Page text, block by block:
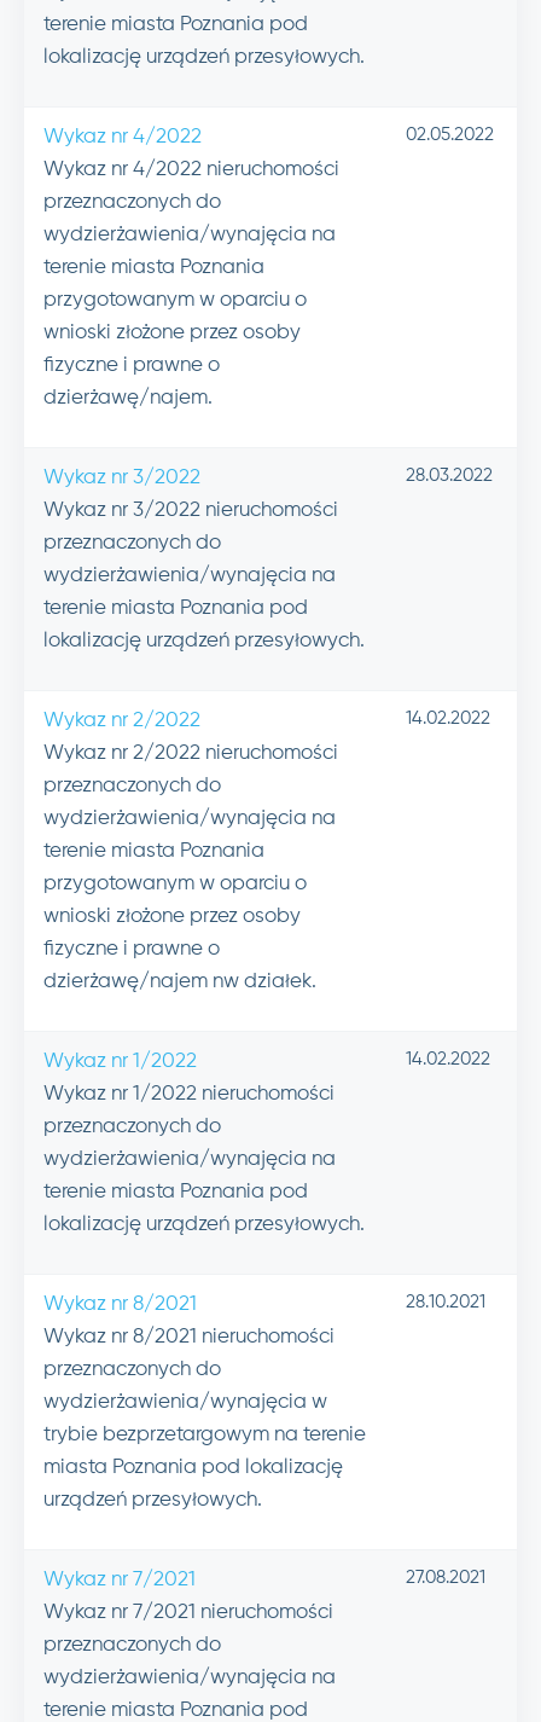
terenie miasta Poznania pod
lokalizację urządzeń przesyłowych.
Wykaz nr 4/2022
Wykaz nr 4/2022 nieruchomości
przeznaczonych do
wydzierżawienia/wynajęcia na
terenie miasta Poznania
przygotowanym w oparciu o
wnioski złożone przez osoby
fizyczne i prawne o
dzierżawę/najem.
02.05.2022
Wykaz nr 3/2022
Wykaz nr 3/2022 nieruchomości
przeznaczonych do
wydzierżawienia/wynajęcia na
terenie miasta Poznania pod
lokalizację urządzeń przesyłowych.
28.03.2022
Wykaz nr 2/2022
Wykaz nr 2/2022 nieruchomości
przeznaczonych do
wydzierżawienia/wynajęcia na
terenie miasta Poznania
przygotowanym w oparciu o
wnioski złożone przez osoby
fizyczne i prawne o
dzierżawę/najem nw działek.
14.02.2022
Wykaz nr 1/2022
Wykaz nr 1/2022 nieruchomości
przeznaczonych do
wydzierżawienia/wynajęcia na
terenie miasta Poznania pod
lokalizację urządzeń przesyłowych.
14.02.2022
Wykaz nr 8/2021
Wykaz nr 8/2021 nieruchomości
przeznaczonych do
wydzierżawienia/wynajęcia w
trybie bezprzetargowym na terenie
miasta Poznania pod lokalizację
urządzeń przesyłowych.
28.10.2021
Wykaz nr 7/2021
Wykaz nr 7/2021 nieruchomości
przeznaczonych do
wydzierżawienia/wynajęcia na
terenie miasta Poznania pod
27.08.2021